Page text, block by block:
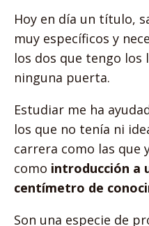
Hoy en día un título,
muy específicos y
los dos que tengo
ninguna puerta.
Estudiar me ha
los que no tenía ni
carrera como las que
como introducción a
centímetro de
Son una especie de